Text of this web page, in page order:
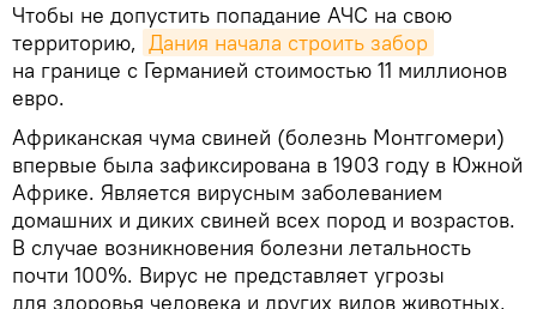
Чтобы не допустить попадание АЧС на свою
территорию, Дания начала строить забор
на границе с Германией стоимостью 11 миллионов
евро.
Африканская чума свиней (болезнь Монтгомери)
впервые была зафиксирована в 1903 году в Южной
Африке. Является вирусным заболеванием
домашних и диких свиней всех пород и возрастов.
В случае возникновения болезни летальность
почти 100%. Вирус не представляет угрозы
для здоровья человека и других видов животных,